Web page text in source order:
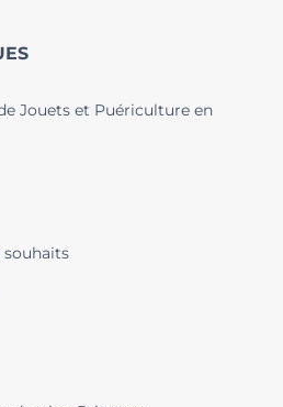
Jouets et Puériculture en
souhaits